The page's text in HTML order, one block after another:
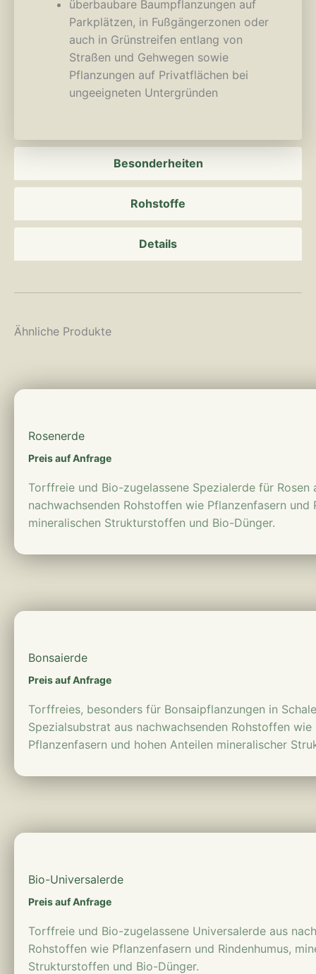
Besonderheiten
Rohstoffe
Details
überbaubare Baumpflanzungen auf
Parkplätzen, in Fußgängerzonen oder
auch in Grünstreifen entlang von
Straßen und Gehwegen sowie
Pflanzungen auf Privatflächen bei
ungeeigneten Untergründen
Ähnliche Produkte
Rosenerde
Preis auf Anfrage
Torffreie und Bio-zugelassene Spezialerde für Rosen
nachwachsenden Rohstoffen wie Pflanzenfasern und
mineralischen Strukturstoffen und Bio-Dünger.
Bonsaierde
Preis auf Anfrage
Torffreies, besonders für Bonsaipflanzungen in
Spezialsubstrat aus nachwachsenden Rohstoffen wie
Pflanzenfasern und hohen Anteilen mineralischer
Bio-Universalerde
Preis auf Anfrage
Torffreie und Bio-zugelassene Universalerde aus
Rohstoffen wie Pflanzenfasern und Rindenhumus,
Strukturstoffen und Bio-Dünger.